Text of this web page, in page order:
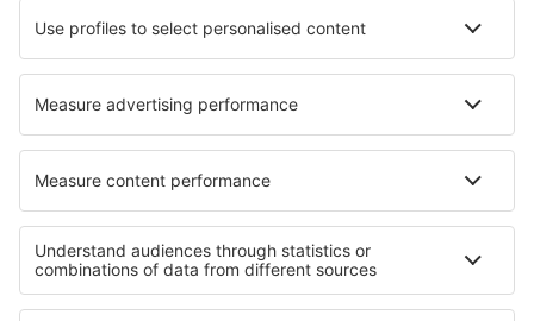
Die besten Unterkünfte - Regionen
Unterkunft in Languedoc-Roussillon Unterkunft in Jura
Unterkunft in Mont Blanc Region
Unterkunft im Nationalpark Piatra Craiului
Unterkunft in Narino Unterkunft in Ischia